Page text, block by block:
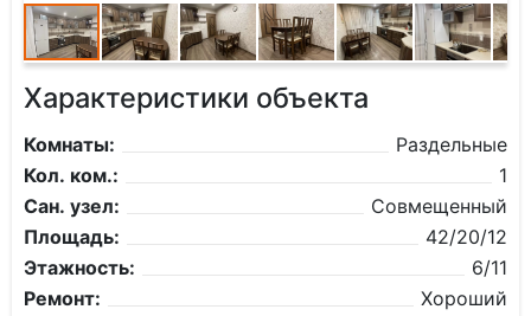
Характеристики объекта
Комнаты:
Раздельные
Кол. ком.:
1
Сан. узел:
Совмещенный
Площадь:
42/20/12
Этажность:
6/11
Ремонт:
Хороший